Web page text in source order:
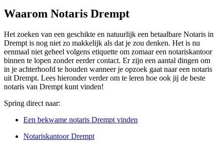
Waarom Notaris Drempt
Het zoeken van een geschikte en natuurlijk een betaalbare Notaris in
Drempt is nog niet zo makkelijk als dat je zou denken. Het is nu
eenmaal niet geheel volgens etiquette om zomaar een notariskantoor
binnen te lopen zonder eerder contact. Er zijn een aantal dingen om
in je achterhoofd te houden wanneer je opzoek gaat naar een notaris
uit Drempt. Lees hieronder verder om te leren hoe ook jij de beste
notaris van Drempt kunt vinden!
Spring direct naar:
Een bekwame notaris Drempt vinden
Notariskantoor Drempt